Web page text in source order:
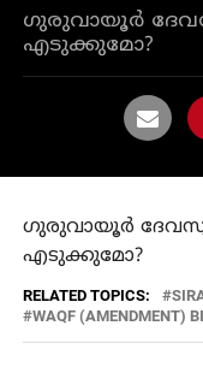
ഗുരുവായൂർ
എടുക്കുമോ?
ഗുരുവായൂർ
എടുക്കുമോ?
RELATED TOPICS:
WAQF (AMENDMENT)